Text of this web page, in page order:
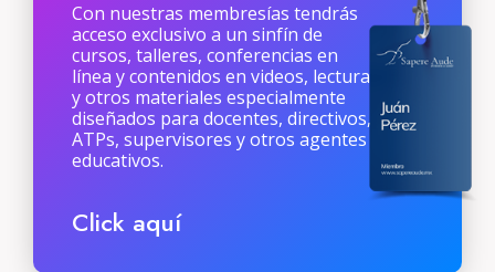
Con nuestras membresías tendrás
acceso exclusivo a un sinfín de
cursos, talleres, conferencias en
línea y contenidos en videos, lecturas
y otros materiales especialmente
diseñados para docentes, directivos,
ATPs, supervisores y otros agentes
educativos.
Click aquí